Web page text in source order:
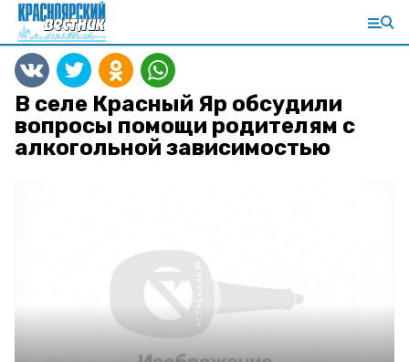
В селе Красный Яр обсудили
вопросы помощи родителям с
алкогольной зависимостью